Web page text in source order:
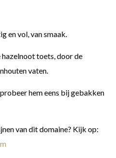
en vol, van smaak.
toets, door de
vaten.
hem eens bij gebakken
van dit domaine? Kijk op: